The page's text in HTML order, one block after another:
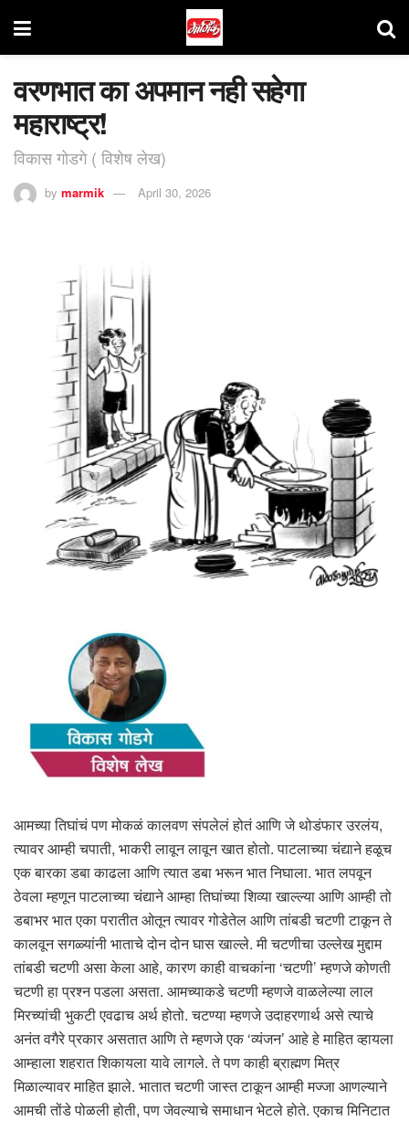
वरणभात का अपमान नही सहेगा
महाराष्ट्र!
विकास गोडगे ( विशेष लेख)
by marmik April 30, 2026
आमच्या तिघांचं पण मोकळं कालवण संपलेलं होतं आणि जे थोडंफार उरलंय,
त्यावर आम्ही चपाती, भाकरी लावून लावून खात होतो. पाटलाच्या चंद्याने हळूच
एक बारका डबा काढला आणि त्यात डबा भरून भात निघाला. भात लपवून
ठेवला म्हणून पाटलाच्या चंद्याने आम्हा तिघांच्या शिव्या खाल्ल्या आणि आम्ही तो
डबाभर भात एका परातीत ओतून त्यावर गोडेतेल आणि तांबडी चटणी टाकून ते
कालवून सगळ्यांनी भाताचे दोन दोन घास खाल्ले. मी चटणीचा उल्लेख मुद्दाम
तांबडी चटणी असा केला आहे, कारण काही वाचकांना ‘चटणी’ म्हणजे कोणती
चटणी हा प्रश्न पडला असता. आमच्याकडे चटणी म्हणजे वाळलेल्या लाल
मिरच्यांची भुकटी एवढाच अर्थ होतो. चटण्या म्हणजे उदाहरणार्थ असे त्याचे
अनंत वगैरे प्रकार असतात आणि ते म्हणजे एक ‘व्यंजन’ आहे हे माहित व्हायला
आम्हाला शहरात शिकायला यावे लागले. ते पण काही ब्राह्मण मित्र
मिळाल्यावर माहित झाले. भातात चटणी जास्त टाकून आम्ही मज्जा आणल्याने
आमची तोंडे पोळली होती, पण जेवल्याचे समाधान भेटले होते. एकाच मिनिटात